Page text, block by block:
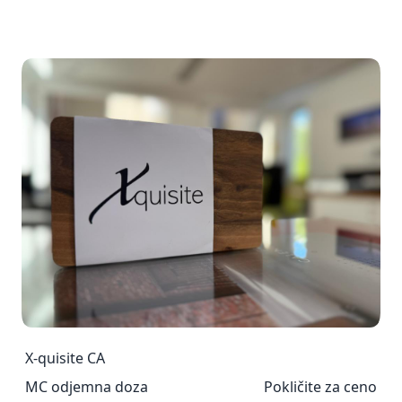
X-quisite CA
MC odjemna doza
Pokličite za ceno